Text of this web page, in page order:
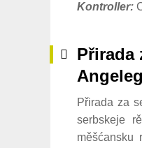
Kontroller:
Přirada
Přirada za
serbskeje
měšćansku